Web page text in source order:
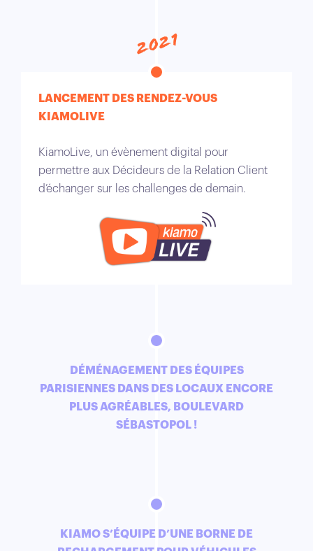
2021
LANCEMENT DES RENDEZ-VOUS
KIAMOLIVE
KiamoLive, un évènement digital pour
permettre aux Décideurs de la Relation Client
d’échanger sur les challenges de demain.
DÉMÉNAGEMENT DES ÉQUIPES
PARISIENNES DANS DES LOCAUX ENCORE
PLUS AGRÉABLES, BOULEVARD
SÉBASTOPOL !
KIAMO S’ÉQUIPE D’UNE BORNE DE